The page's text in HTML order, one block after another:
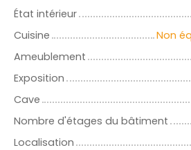
État intérieur
Cuisine
Non
Ameublement
Exposition
Cave
Nombre d'étages du bâtiment
Localisation